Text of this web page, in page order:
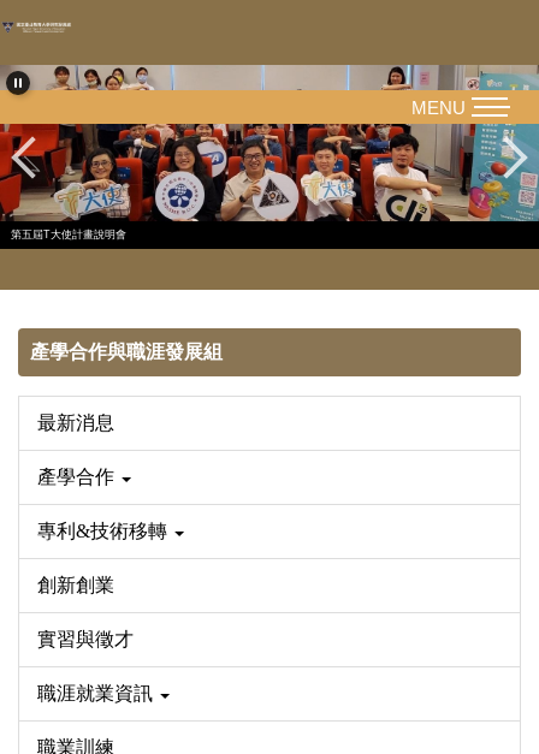
跳
主
內
容
區
第五屆T大使計畫說明會
MENU
產學合作與職涯發展組
最新消息
產學合作
專利&技術移轉
創新創業
實習與徵才
職涯就業資訊
職業訓練